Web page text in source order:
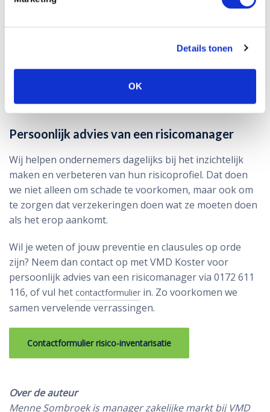
Details tonen
OK
werkt alleen als het geen gaten heeft. Door preventie-
eisen en clausules serieus te nemen, verklein je niet
alleen de kans op schade, maar versterk je ook je
positie richting verzekeraars.
Persoonlijk advies van een risicomanager
Wij helpen ondernemers dagelijks bij het inzichtelijk
maken en verbeteren van hun risicoprofiel. Dat doen
we niet alleen om schade te voorkomen, maar ook om
te zorgen dat verzekeringen doen wat ze moeten doen
als het erop aankomt.
Wil je weten of jouw preventie en clausules op orde
zijn? Neem dan contact op met VMD Koster voor
persoonlijk advies van een risicomanager via 0172 611
116, of vul het contactformulier in. Zo voorkomen we
samen vervelende verrassingen.
Contactformulier risico-inventarisatie
Over de auteur
Menne Sombroek is manager zakelijke markt bij VMD